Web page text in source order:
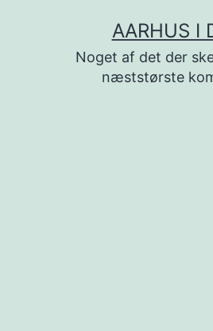
AARHUS I
Noget af det der
næststørste